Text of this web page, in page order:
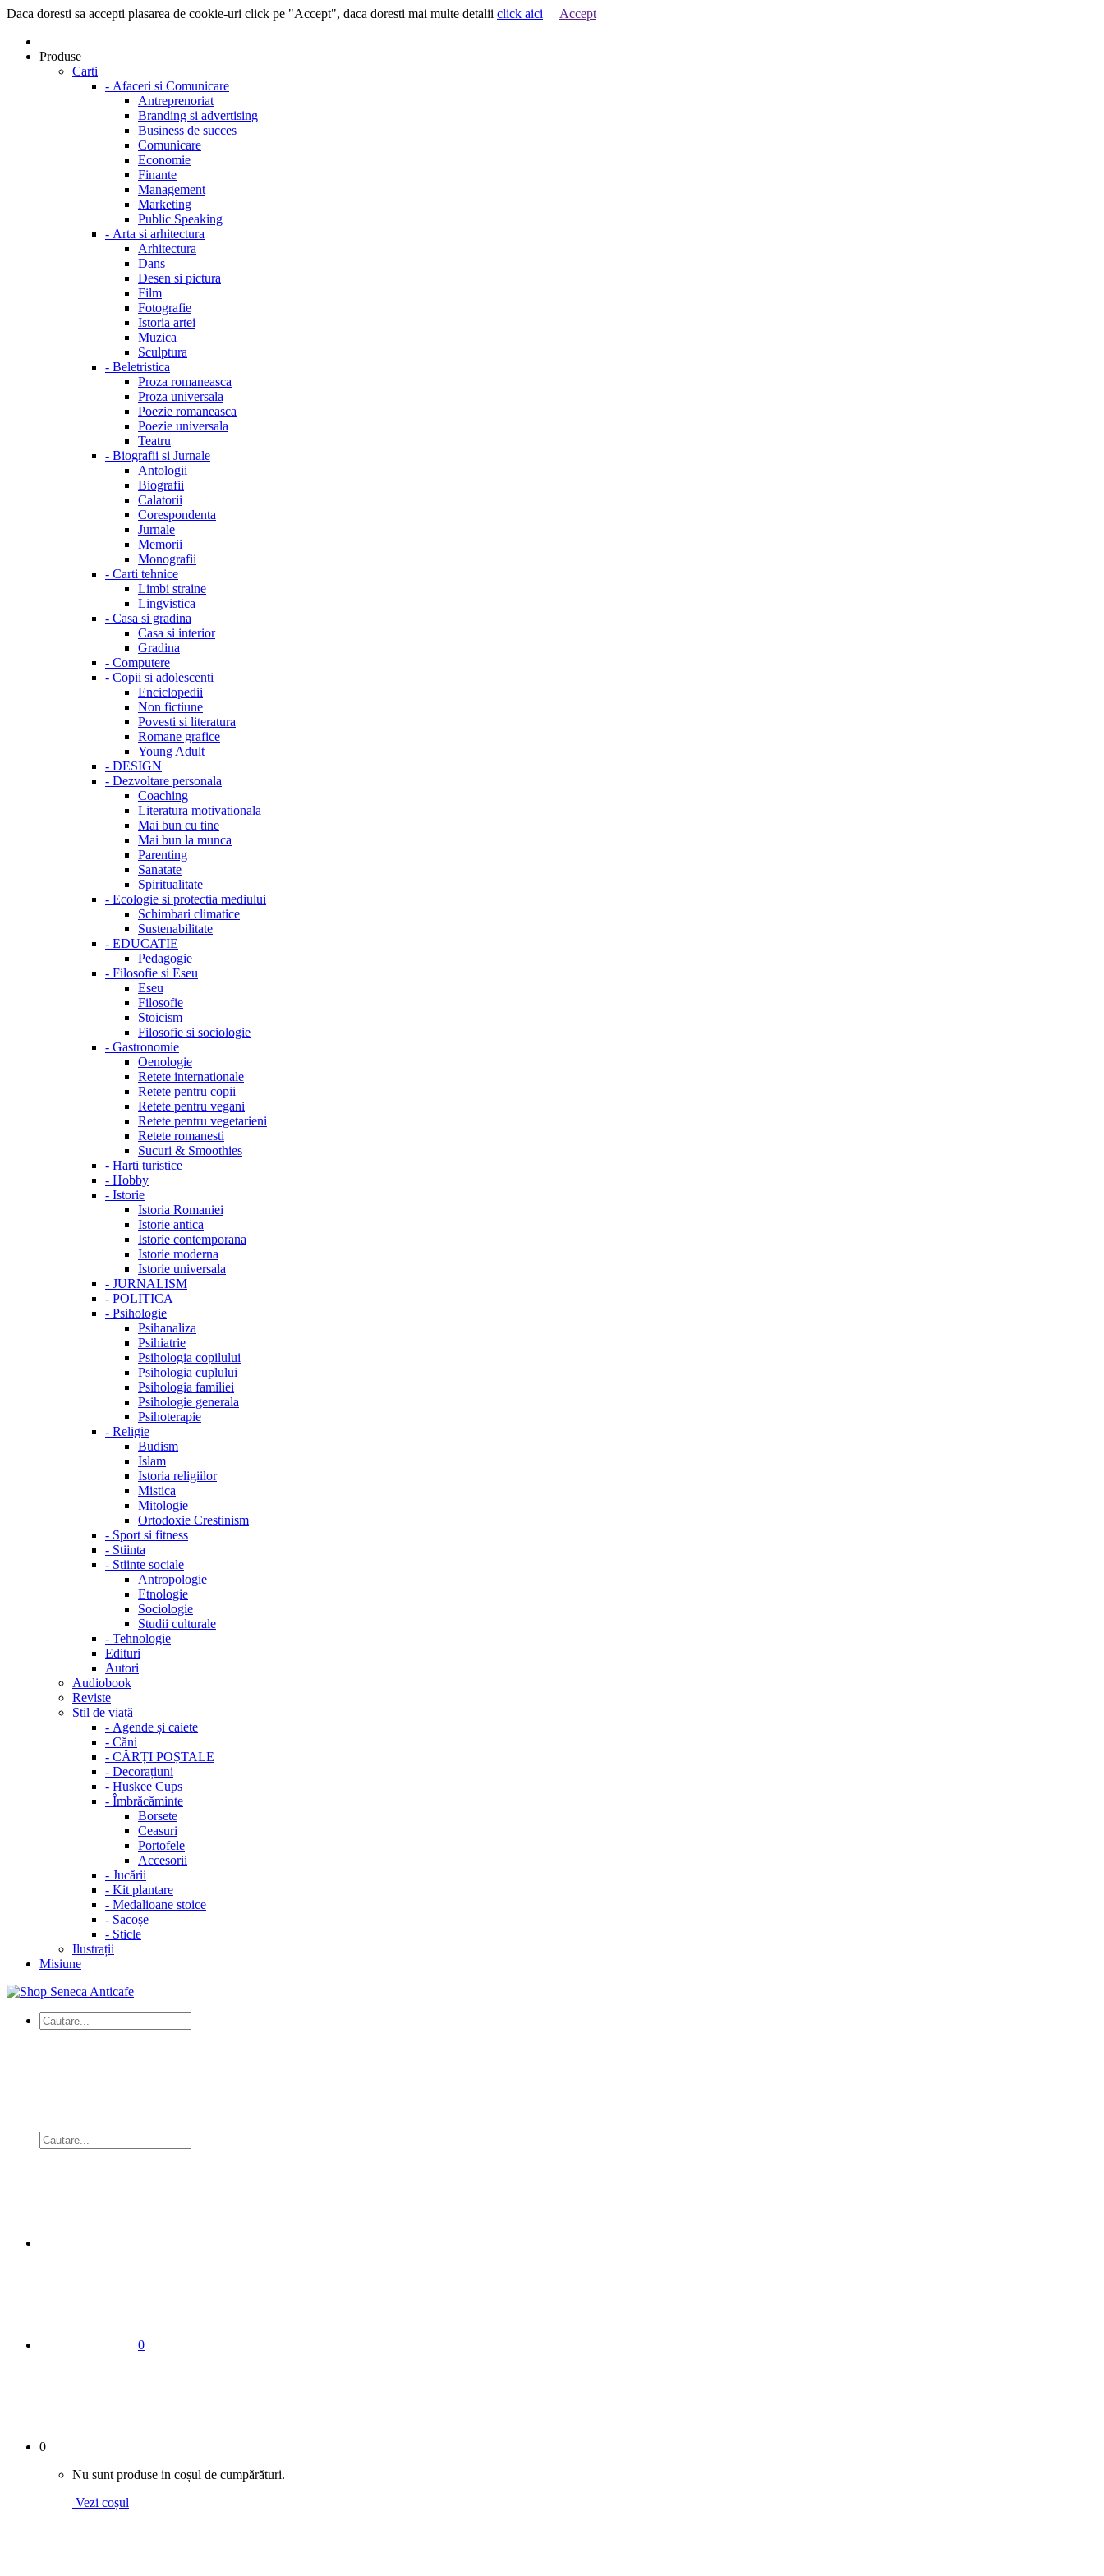
Daca doresti sa accepti plasarea de cookie-uri click pe "Accept", daca doresti mai multe detalii click aici Accept
Produse
Carti
- Afaceri si Comunicare
Antreprenoriat
Branding si advertising
Business de succes
Comunicare
Economie
Finante
Management
Marketing
Public Speaking
- Arta si arhitectura
Arhitectura
Dans
Desen si pictura
Film
Fotografie
Istoria artei
Muzica
Sculptura
- Beletristica
Proza romaneasca
Proza universala
Poezie romaneasca
Poezie universala
Teatru
- Biografii si Jurnale
Antologii
Biografii
Calatorii
Corespondenta
Jurnale
Memorii
Monografii
- Carti tehnice
Limbi straine
Lingvistica
- Casa si gradina
Casa si interior
Gradina
- Computere
- Copii si adolescenti
Enciclopedii
Non fictiune
Povesti si literatura
Romane grafice
Young Adult
- DESIGN
- Dezvoltare personala
Coaching
Literatura motivationala
Mai bun cu tine
Mai bun la munca
Parenting
Sanatate
Spiritualitate
- Ecologie si protectia mediului
Schimbari climatice
Sustenabilitate
- EDUCATIE
Pedagogie
- Filosofie si Eseu
Eseu
Filosofie
Stoicism
Filosofie si sociologie
- Gastronomie
Oenologie
Retete internationale
Retete pentru copii
Retete pentru vegani
Retete pentru vegetarieni
Retete romanesti
Sucuri & Smoothies
- Harti turistice
- Hobby
- Istorie
Istoria Romaniei
Istorie antica
Istorie contemporana
Istorie moderna
Istorie universala
- JURNALISM
- POLITICA
- Psihologie
Psihanaliza
Psihiatrie
Psihologia copilului
Psihologia cuplului
Psihologia familiei
Psihologie generala
Psihoterapie
- Religie
Budism
Islam
Istoria religiilor
Mistica
Mitologie
Ortodoxie Crestinism
- Sport si fitness
- Stiinta
- Stiinte sociale
Antropologie
Etnologie
Sociologie
Studii culturale
- Tehnologie
Edituri
Autori
Audiobook
Reviste
Stil de viață
- Agende și caiete
- Căni
- CĂRȚI POȘTALE
- Decorațiuni
- Huskee Cups
- Îmbrăcăminte
Borsete
Ceasuri
Portofele
Accesorii
- Jucării
- Kit plantare
- Medalioane stoice
- Sacoșe
- Sticle
Ilustrații
Misiune
0
0
Nu sunt produse in coșul de cumpărături.
Vezi coșul